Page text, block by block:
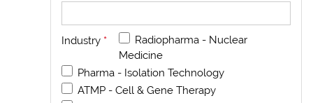
Industry *
Radiopharma - Nuclear
Medicine
Pharma - Isolation Technology
ATMP - Cell & Gene Therapy